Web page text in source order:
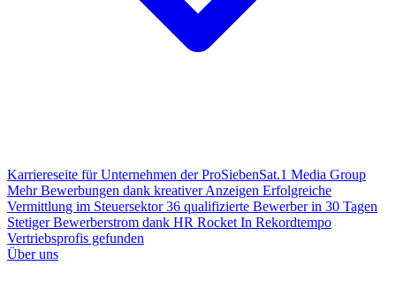
Karriereseite für Unternehmen der ProSiebenSat.1 Media Group
Mehr Bewerbungen dank kreativer Anzeigen Erfolgreiche
Vermittlung im Steuersektor36 qualifizierte Bewerber in 30 Tagen
Stetiger Bewerberstrom dank HR Rocket In Rekordtempo
Vertriebsprofis gefunden
Über uns